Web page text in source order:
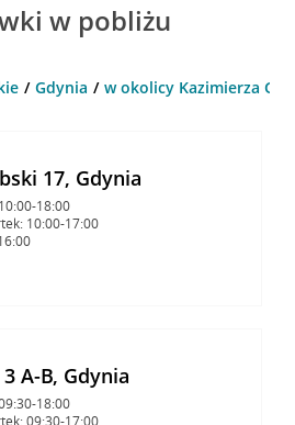
w pobliżu
Gdynia w okolicy Kazimierza
17, Gdynia
18:00
10:00-17:00
A-B, Gdynia
18:00
09:30-17:00